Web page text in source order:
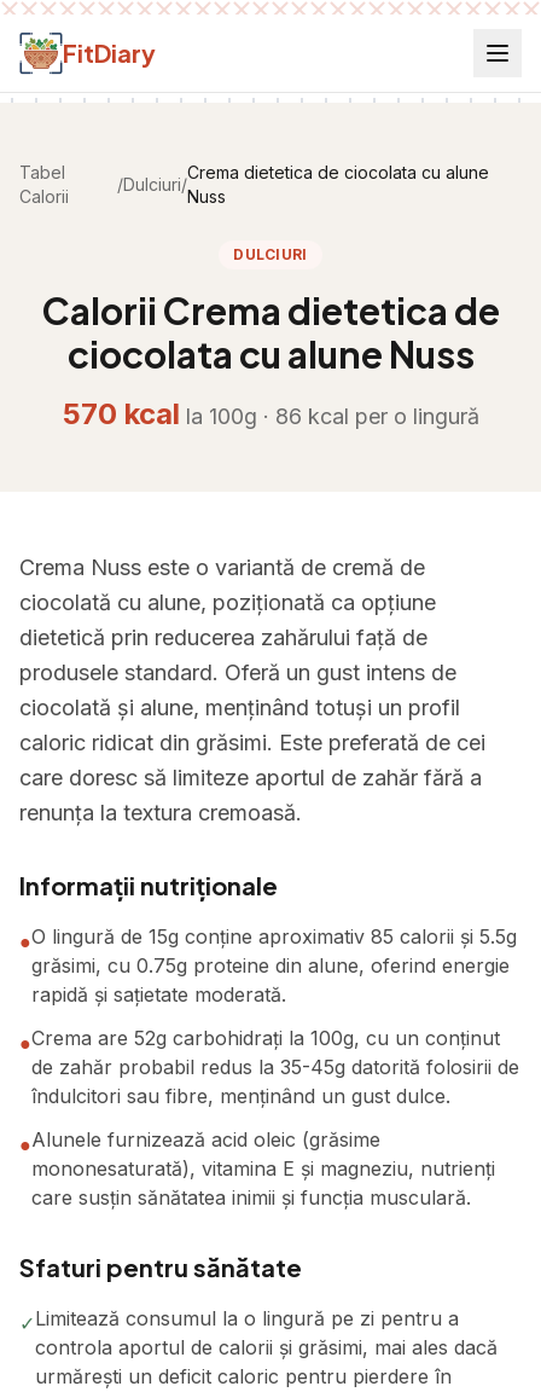
Salt la conținut
FitDiary
Tabel
Calorii
/Dulciuri/
Crema dietetica de ciocolata cu alune
Nuss
DULCIURI
Calorii Crema dietetica de
ciocolata cu alune Nuss
570 kcal la 100g · 86 kcal per o lingură
Crema Nuss este o variantă de cremă de
ciocolată cu alune, poziționată ca opțiune
dietetică prin reducerea zahărului față de
produsele standard. Oferă un gust intens de
ciocolată și alune, menținând totuși un profil
caloric ridicat din grăsimi. Este preferată de cei
care doresc să limiteze aportul de zahăr fără a
renunța la textura cremoasă.
Informații nutriționale
●O lingură de 15g conține aproximativ 85 calorii și 5.5g
grăsimi, cu 0.75g proteine din alune, oferind energie
rapidă și sațietate moderată.
●Crema are 52g carbohidrați la 100g, cu un conținut
de zahăr probabil redus la 35-45g datorită folosirii de
îndulcitori sau fibre, menținând un gust dulce.
●Alunele furnizează acid oleic (grăsime
mononesaturată), vitamina E și magneziu, nutrienți
care susțin sănătatea inimii și funcția musculară.
Sfaturi pentru sănătate
✓Limitează consumul la o lingură pe zi pentru a
controla aportul de calorii și grăsimi, mai ales dacă
urmărești un deficit caloric pentru pierdere în